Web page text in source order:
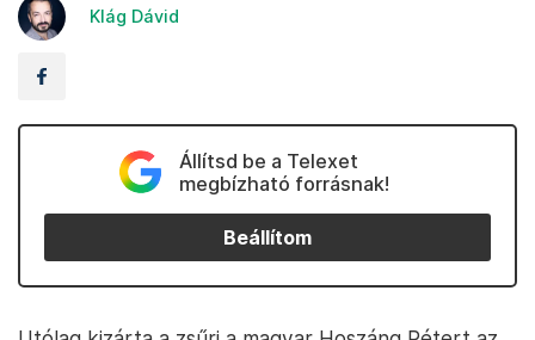
Klág Dávid
Állítsd be a Telexet
megbízható forrásnak!
Beállítom